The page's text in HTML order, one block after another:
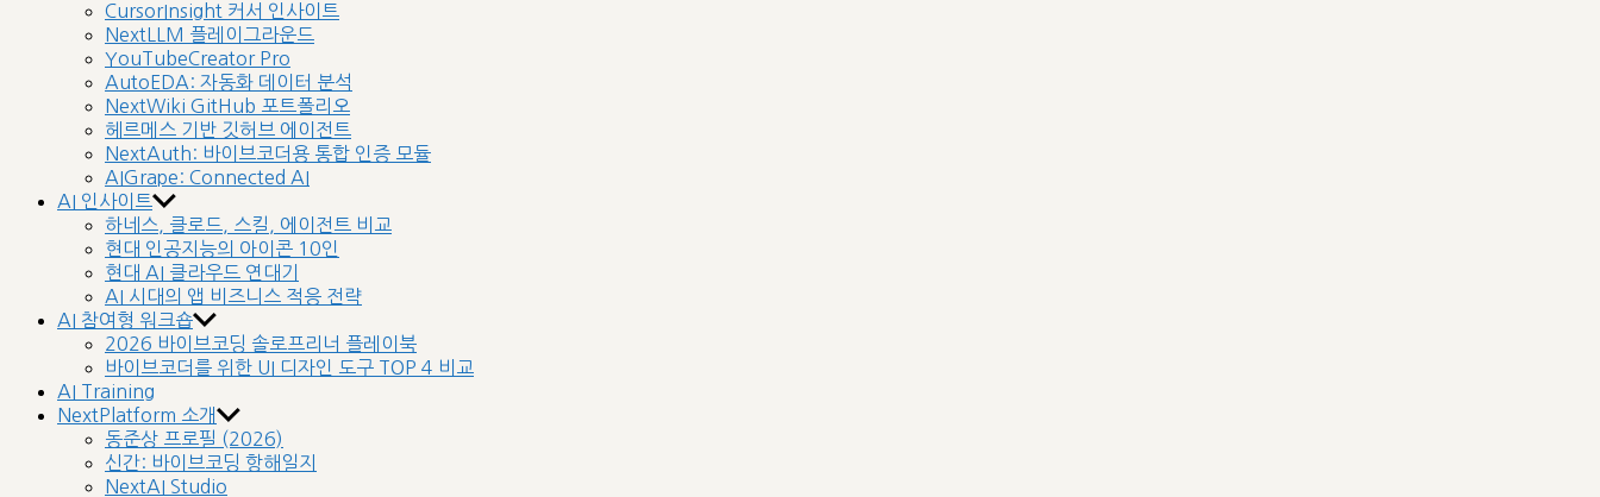
CursorInsight 커서 인사이트
NextLLM 플레이그라운드
YouTubeCreator Pro
AutoEDA: 자동화 데이터 분석
NextWiki GitHub 포트폴리오
헤르메스 기반 깃허브 에이전트
NextAuth: 바이브코더용 통합 인증 모듈
AIGrape: Connected AI
AI 인사이트
하네스, 클로드, 스킬, 에이전트 비교
현대 인공지능의 아이콘 10인
현대 AI 클라우드 연대기
AI 시대의 앱 비즈니스 적응 전략
AI 참여형 워크숍
2026 바이브코딩 솔로프리너 플레이북
바이브코더를 위한 UI 디자인 도구 TOP 4 비교
AI Training
NextPlatform 소개
동준상 프로필 (2026)
신간: 바이브코딩 항해일지
NextAI Studio